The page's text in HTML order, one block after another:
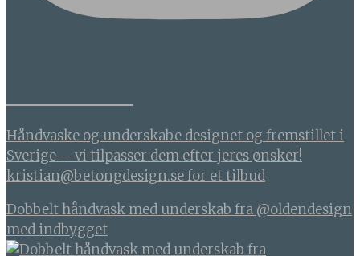
Håndvaske og underskabe designet og fremstillet i
Sverige – vi tilpasser dem efter jeres ønsker!
kristian@betongdesign.se for et tilbud
Dobbelt håndvask med underskab fra @oldendesign
med indbygget